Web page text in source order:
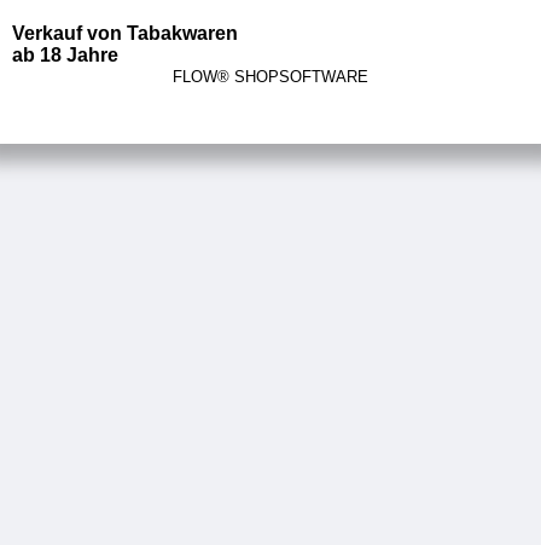
Verkauf von Tabakwaren
ab 18 Jahre
FLOW® SHOPSOFTWARE